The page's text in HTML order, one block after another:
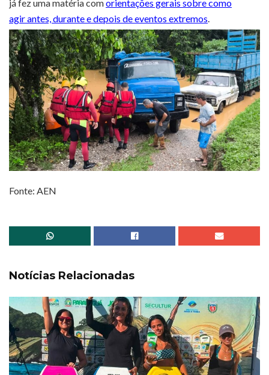
já fez uma matéria comorientações gerais sobre como
agir antes, durante e depois de eventos extremos.
Fonte: AEN
Notícias Relacionadas